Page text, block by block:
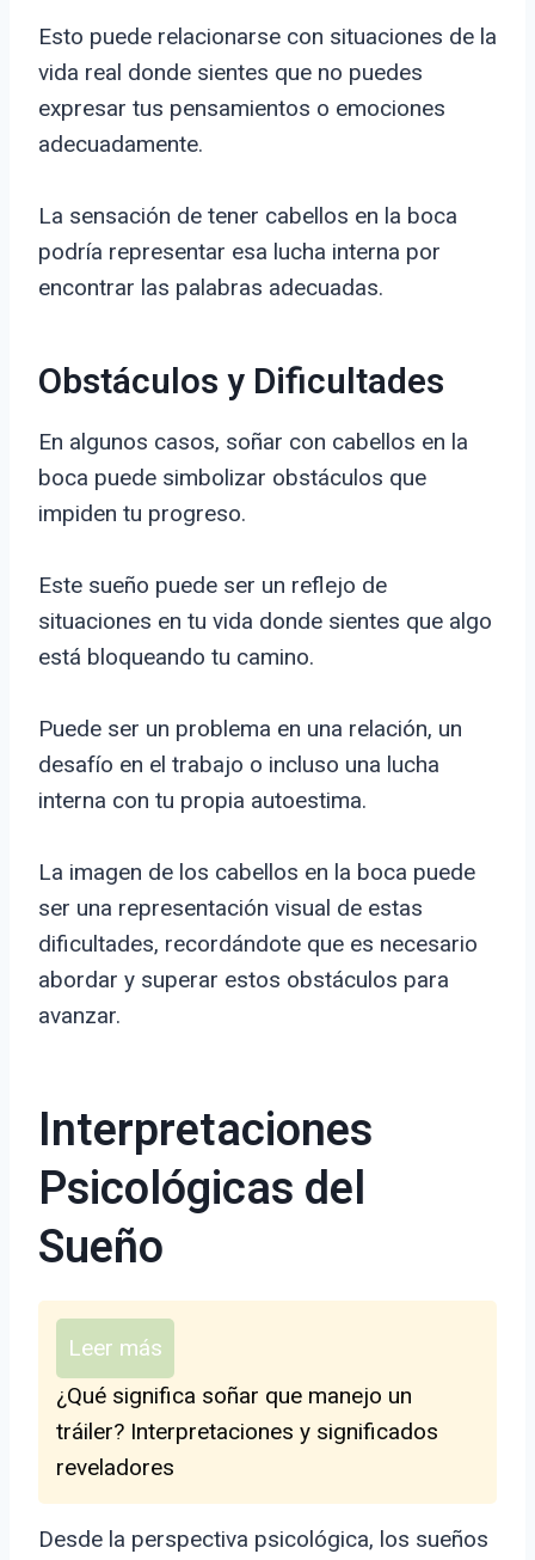
Esto puede relacionarse con situaciones de la
vida real donde sientes que no puedes
expresar tus pensamientos o emociones
adecuadamente.
La sensación de tener cabellos en la boca
podría representar esa lucha interna por
encontrar las palabras adecuadas.
Obstáculos y Dificultades
En algunos casos, soñar con cabellos en la
boca puede simbolizar obstáculos que
impiden tu progreso.
Este sueño puede ser un reflejo de
situaciones en tu vida donde sientes que algo
está bloqueando tu camino.
Puede ser un problema en una relación, un
desafío en el trabajo o incluso una lucha
interna con tu propia autoestima.
La imagen de los cabellos en la boca puede
ser una representación visual de estas
dificultades, recordándote que es necesario
abordar y superar estos obstáculos para
avanzar.
Interpretaciones
Psicológicas del
Sueño
Leer más
¿Qué significa soñar que manejo un
tráiler? Interpretaciones y significados
reveladores
Desde la perspectiva psicológica, los sueños